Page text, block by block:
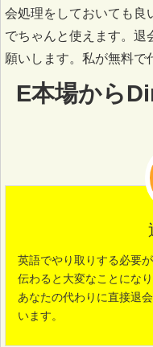
会処理をしておいても良
でちゃんと使えます。退
願いします。私が無料で
E本場から
英語でやり取りする必要
伝わると大変なことにな
あなたの代わりに直接退
います。